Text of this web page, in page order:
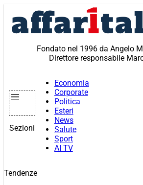
contenuto
Fondato nel 1996 da Angelo
Direttore responsabile
Sezioni
Economia
Corporate
Politica
Esteri
News
Salute
Sport
AI TV
Tendenze